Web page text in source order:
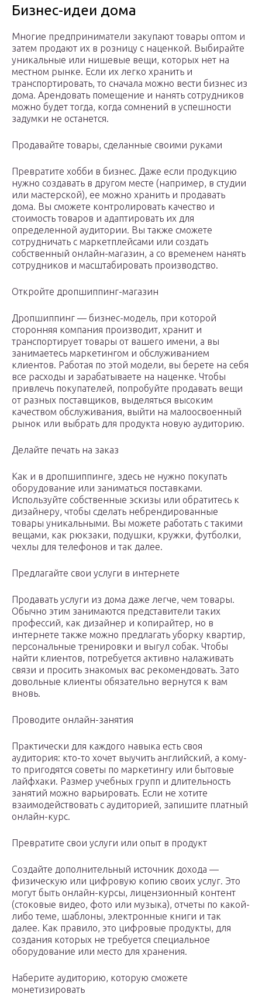
Бизнес-идеи дома
Многие предприниматели закупают товары оптом и
затем продают их в розницу с наценкой. Выбирайте
уникальные или нишевые вещи, которых нет на
местном рынке. Если их легко хранить и
транспортировать, то сначала можно вести бизнес из
дома. Арендовать помещение и нанять сотрудников
можно будет тогда, когда сомнений в успешности
задумки не останется.
Продавайте товары, сделанные своими руками
Превратите хобби в бизнес. Даже если продукцию
нужно создавать в другом месте (например, в студии
или мастерской), ее можно хранить и продавать
дома. Вы сможете контролировать качество и
стоимость товаров и адаптировать их для
определенной аудитории. Вы также сможете
сотрудничать с маркетплейсами или создать
собственный онлайн-магазин, а со временем нанять
сотрудников и масштабировать производство.
Откройте дропшиппинг-магазин
Дропшиппинг — бизнес-модель, при которой
сторонняя компания производит, хранит и
транспортирует товары от вашего имени, а вы
занимаетесь маркетингом и обслуживанием
клиентов. Работая по этой модели, вы берете на себя
все расходы и зарабатываете на наценке. Чтобы
привлечь покупателей, попробуйте продавать вещи
от разных поставщиков, выделяться высоким
качеством обслуживания, выйти на малоосвоенный
рынок или выбрать для продукта новую аудиторию.
Делайте печать на заказ
Как и в дропшиппинге, здесь не нужно покупать
оборудование или заниматься поставками.
Используйте собственные эскизы или обратитесь к
дизайнеру, чтобы сделать небрендированные
товары уникальными. Вы можете работать с такими
вещами, как рюкзаки, подушки, кружки, футболки,
чехлы для телефонов и так далее.
Предлагайте свои услуги в интернете
Продавать услуги из дома даже легче, чем товары.
Обычно этим занимаются представители таких
профессий, как дизайнер и копирайтер, но в
интернете также можно предлагать уборку квартир,
персональные тренировки и выгул собак. Чтобы
найти клиентов, потребуется активно налаживать
связи и просить знакомых вас рекомендовать. Зато
довольные клиенты обязательно вернутся к вам
вновь.
Проводите онлайн-занятия
Практически для каждого навыка есть своя
аудитория: кто-то хочет выучить английский, а кому-
то пригодятся советы по маркетингу или бытовые
лайфхаки. Размер учебных групп и длительность
занятий можно варьировать. Если не хотите
взаимодействовать с аудиторией, запишите платный
онлайн-курс.
Превратите свои услуги или опыт в продукт
Создайте дополнительный источник дохода —
физическую или цифровую копию своих услуг. Это
могут быть онлайн-курсы, лицензионный контент
(стоковые видео, фото или музыка), отчеты по какой-
либо теме, шаблоны, электронные книги и так
далее. Как правило, это цифровые продукты, для
создания которых не требуется специальное
оборудование или место для хранения.
Наберите аудиторию, которую сможете
монетизировать